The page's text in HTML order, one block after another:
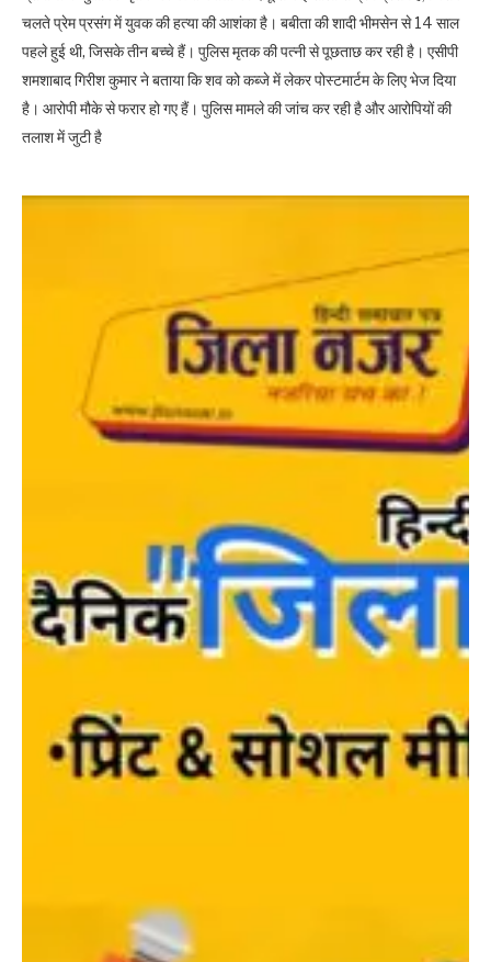
चलते प्रेम प्रसंग में युवक की हत्या की आशंका है। बबीता की शादी भीमसेन से 14 साल
पहले हुई थी, जिसके तीन बच्चे हैं। पुलिस मृतक की पत्नी से पूछताछ कर रही है। एसीपी
शमशाबाद गिरीश कुमार ने बताया कि शव को कब्जे में लेकर पोस्टमार्टम के लिए भेज दिया
है। आरोपी मौके से फरार हो गए हैं। पुलिस मामले की जांच कर रही है और आरोपियों की
तलाश में जुटी है